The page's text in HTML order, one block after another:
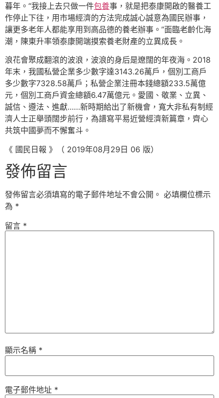
暮年。“我接上去只做一件包養事，就是把泰康開啟的醫養工
作停止下往，用市場經濟的方法完成誠心誠意為國民辦事，
讓更多老年人都能享用到高品德的養老辦事。”面臨老齡化海
潮，陳東升率領泰康開端摸索養老財產的立異成長。
浪花會聚成翻滾的波浪，波浪的身后是遼闊的年夜海。2018
年末，我國私營企業多少數字達3143.26萬戶，個別工商戶
多少數字7328.58萬戶；私營企業注冊本錢總額233.5萬億
元，個別工商戶資金總額6.47萬億元。愛國、敬業、立異、
誠信、遵法、進獻……新時期給出了新機會，寬大非私有制經
濟人士正舉頭闊步前行，為譜寫平易近營經濟新篇章，齊心
共筑中國夢而不懈奮斗。
《 國民日報 》（ 2019年08月29日 06 版）
發佈留言
發佈留言必須填寫的電子郵件地址不會公開。 必填欄位標示
為 *
留言 *
顯示名稱 *
電子郵件地址 *